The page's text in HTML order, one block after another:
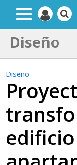
Diseño
Diseño